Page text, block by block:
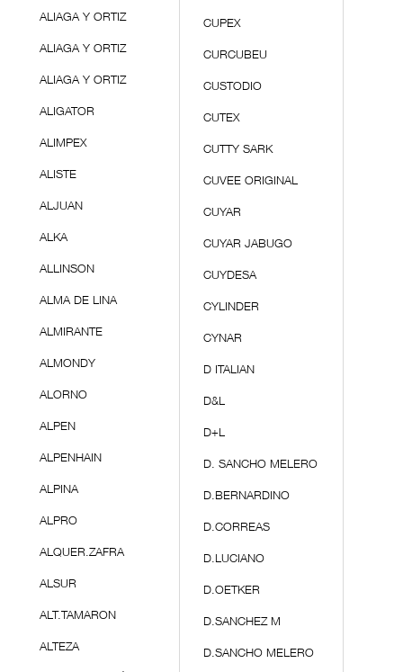
ALIAGA Y ORTIZ
ALIAGA Y ORTIZ
ALIAGA Y ORTIZ
ALIGATOR
ALIMPEX
ALISTE
ALJUAN
ALKA
ALLINSON
ALMA DE LINA
ALMIRANTE
ALMONDY
ALORNO
ALPEN
ALPENHAIN
ALPINA
ALPRO
ALQUER.ZAFRA
ALSUR
ALT.TAMARON
ALTEZA
CUPEX
CURCUBEU
CUSTODIO
CUTEX
CUTTY SARK
CUVEE ORIGINAL
CUYAR
CUYAR JABUGO
CUYDESA
CYLINDER
CYNAR
D ITALIAN
D&L
D+L
D. SANCHO MELERO
D.BERNARDINO
D.CORREAS
D.LUCIANO
D.OETKER
D.SANCHEZ M
D.SANCHO MELERO